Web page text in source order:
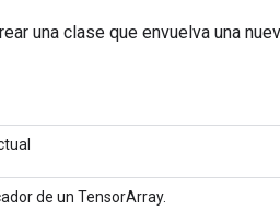
una clase que envuelva una
de un TensorArray.